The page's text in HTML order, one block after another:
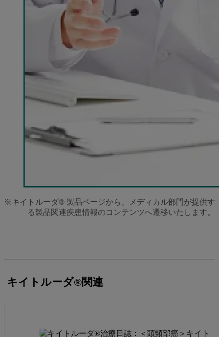
※キイトルーダ® 製品ページから、メディカル部門が提供す
る製品関連疾患情報のコンテンツへ遷移いたします。
キイトルーダ®関連